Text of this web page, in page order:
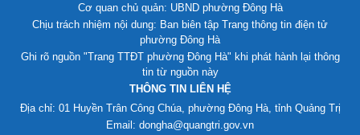
Cơ quan chủ quản: UBND phường Đông Hà
Chịu trách nhiệm nội dung: Ban biên tập Trang thông tin điện tử
phường Đông Hà
Ghi rõ nguồn "Trang TTĐT phường Đông Hà" khi phát hành lại thông
tin từ nguồn này
THÔNG TIN LIÊN HỆ
Địa chỉ: 01 Huyền Trân Công Chúa, phường Đông Hà, tỉnh Quảng Trị
Email: dongha@quangtri.gov.vn